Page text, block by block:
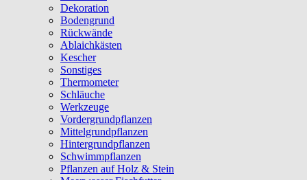
Dekoration
Bodengrund
Rückwände
Ablaichkästen
Kescher
Sonstiges
Thermometer
Schläuche
Werkzeuge
Vordergrundpflanzen
Mittelgrundpflanzen
Hintergrundpflanzen
Schwimmpflanzen
Pflanzen auf Holz & Stein